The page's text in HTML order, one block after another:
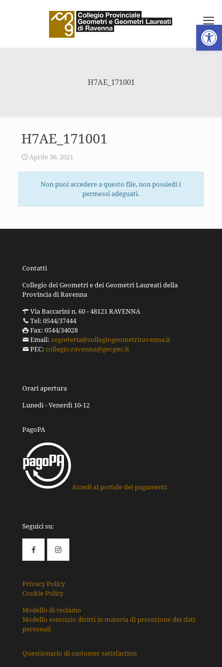
Apri
H7AE_171001
H7AE_171001
Aprile 30, 2021
Non puoi accedere a questo file, non possiedi i
permessi adeguati.
Contatti
Collegio dei Geometri e dei Geometri Laureati della
Provincia di Ravenna
Via Baccarini n. 60 - 48121 RAVENNA
Tel: 0544/37444
Fax: 0544/34028
Email: segreteria@collegiogeometriravenna.it
PEC: collegio.ravenna@geopec.it
Orari apertura
Lunedì - Venerdì 10-12
PagoPA
Accedi al portale dei pagamenti
Seguici su:
Privacy Policy
Cookie Policy
Modello di reclamo
Modello esercizio diritti in materia di protezione dei dati
personali
Questionario di customer satisfaction